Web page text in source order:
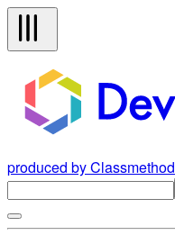
produced by Classmethod